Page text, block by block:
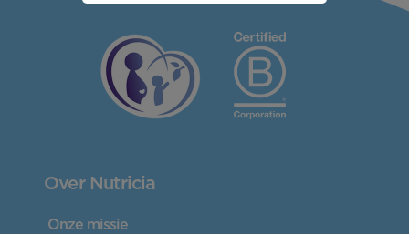
Over Nutricia
Onze missie